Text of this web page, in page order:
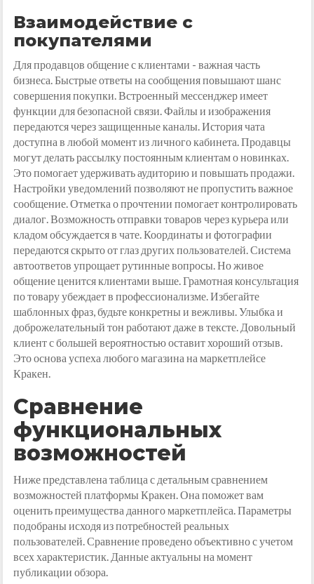
Взаимодействие с
покупателями
Для продавцов общение с клиентами - важная часть
бизнеса. Быстрые ответы на сообщения повышают шанс
совершения покупки. Встроенный мессенджер имеет
функции для безопасной связи. Файлы и изображения
передаются через защищенные каналы. История чата
доступна в любой момент из личного кабинета. Продавцы
могут делать рассылку постоянным клиентам о новинках.
Это помогает удерживать аудиторию и повышать продажи.
Настройки уведомлений позволяют не пропустить важное
сообщение. Отметка о прочтении помогает контролировать
диалог. Возможность отправки товаров через курьера или
кладом обсуждается в чате. Координаты и фотографии
передаются скрыто от глаз других пользователей. Система
автоответов упрощает рутинные вопросы. Но живое
общение ценится клиентами выше. Грамотная консультация
по товару убеждает в профессионализме. Избегайте
шаблонных фраз, будьте конкретны и вежливы. Улыбка и
доброжелательный тон работают даже в тексте. Довольный
клиент с большей вероятностью оставит хороший отзыв.
Это основа успеха любого магазина на маркетплейсе
Кракен.
Сравнение
функциональных
возможностей
Ниже представлена таблица с детальным сравнением
возможностей платформы Кракен. Она поможет вам
оценить преимущества данного маркетплейса. Параметры
подобраны исходя из потребностей реальных
пользователей. Сравнение проведено объективно с учетом
всех характеристик. Данные актуальны на момент
публикации обзора.